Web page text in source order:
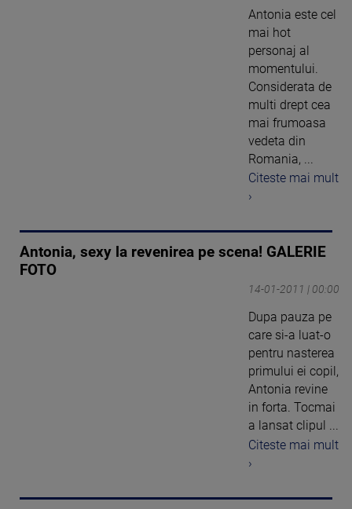
Antonia este cel
mai hot
personaj al
momentului.
Considerata de
multi drept cea
mai frumoasa
vedeta din
Romania, ...
Citeste mai mult
›
Antonia, sexy la revenirea pe scena! GALERIE
FOTO
14-01-2011 | 00:00
Dupa pauza pe
care si-a luat-o
pentru nasterea
primului ei copil,
Antonia revine
in forta. Tocmai
a lansat clipul ...
Citeste mai mult
›